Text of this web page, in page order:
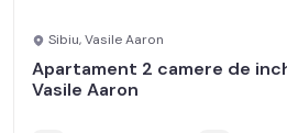
Sibiu, Vasile Aaron
Apartament 2 camere de
Vasile Aaron